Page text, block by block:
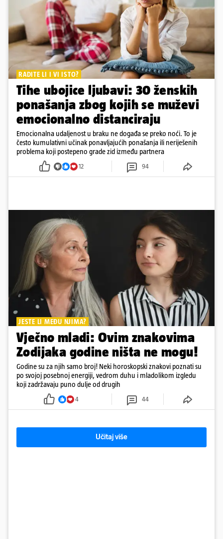
RADITE LI I VI ISTO?
Tihe ubojice ljubavi: 30 ženskih
ponašanja zbog kojih se muževi
emocionalno distanciraju
Emocionalna udaljenost u braku ne događa se preko noći. To je
često kumulativni učinak ponavljajućih ponašanja ili neriješenih
problema koji postepeno grade zid između partnera
12 94
JESTE LI MEĐU NJIMA?
Vječno mladi: Ovim znakovima
Zodijaka godine ništa ne mogu!
Godine su za njih samo broj! Neki horoskopski znakovi poznati su
po svojoj posebnoj energiji, vedrom duhu i mladolikom izgledu
koji zadržavaju puno dulje od drugih
4 44
Učitaj više